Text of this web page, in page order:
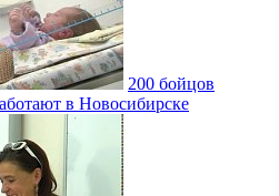
200 бойцов
в Новосибирске